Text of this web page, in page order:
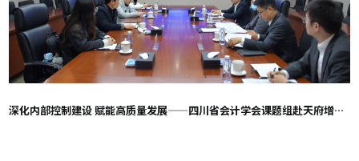
深化内部控制建设 赋能高质量发展——四川省会计学会课题组赴天府增进调研